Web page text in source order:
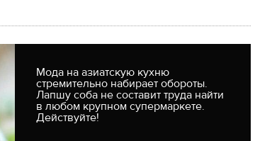
Мода на азиатскую кухню
стремительно набирает обороты.
Лапшу соба не составит труда найти
в любом крупном супермаркете.
Действуйте!